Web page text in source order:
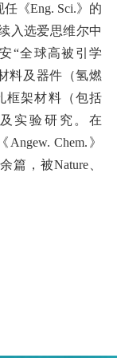
《Eng. Sci.》的
入选爱思维尔中
“全球高被引学
料及器件（氢燃
框架材料（包括
实验研究。在
Chem.》
篇，被Nature、